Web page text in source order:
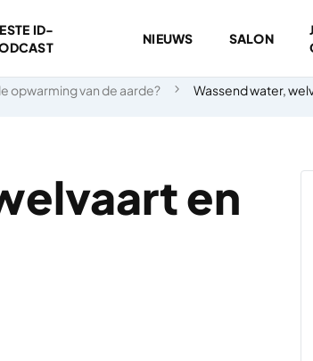
ID-
NIEUWS SALON
opwarming van de aarde? Wassend water,
en